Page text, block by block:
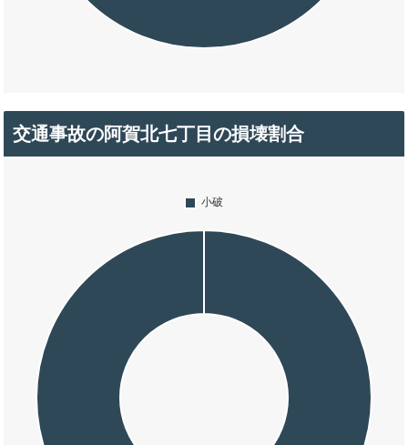
交通事故の阿賀北七丁目の損壊割合